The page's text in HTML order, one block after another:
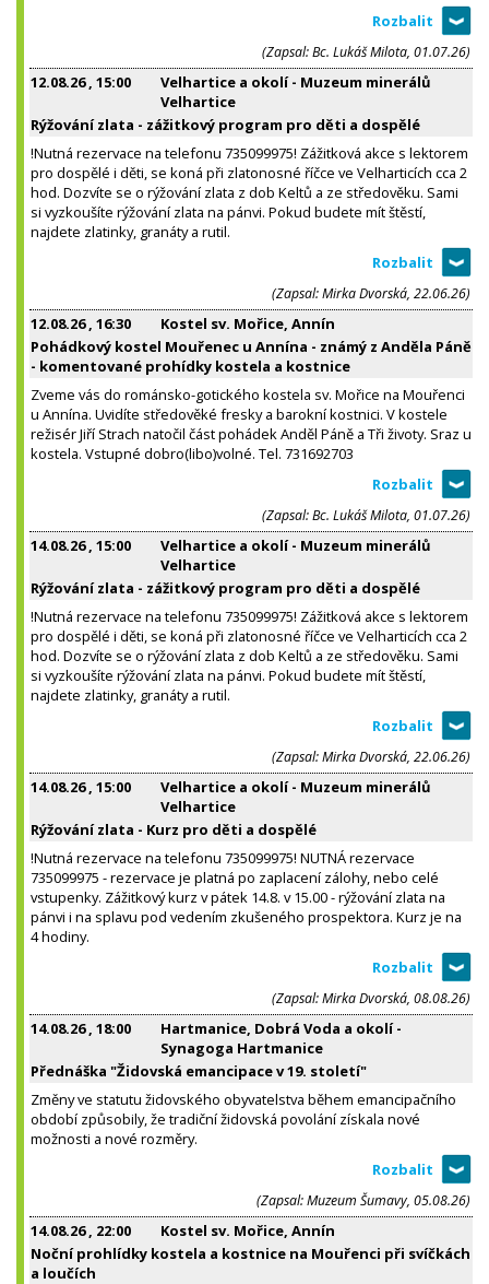
(Zapsal: Bc. Lukáš Milota, 01.07.26)
12.08.26, 15:00
Velhartice a okolí - Muzeum minerálů
Velhartice
Rýžování zlata - zážitkový program pro děti a dospělé
!Nutná rezervace na telefonu 735099975! Zážitková akce s lektorem
pro dospělé i děti, se koná při zlatonosné říčce ve Velharticích cca 2
hod. Dozvíte se o rýžování zlata z dob Keltů a ze středověku. Sami
si vyzkoušíte rýžování zlata na pánvi. Pokud budete mít štěstí,
najdete zlatinky, granáty a rutil.
(Zapsal: Mirka Dvorská, 22.06.26)
12.08.26, 16:30
Kostel sv. Mořice, Annín
Pohádkový kostel Mouřenec u Annína - známý z Anděla Páně
- komentované prohídky kostela a kostnice
Zveme vás do románsko-gotického kostela sv. Mořice na Mouřenci
u Annína. Uvidíte středověké fresky a barokní kostnici. V kostele
režisér Jiří Strach natočil část pohádek Anděl Páně a Tři životy. Sraz u
kostela. Vstupné dobro(libo)volné. Tel. 731692703
(Zapsal: Bc. Lukáš Milota, 01.07.26)
14.08.26, 15:00
Velhartice a okolí - Muzeum minerálů
Velhartice
Rýžování zlata - zážitkový program pro děti a dospělé
!Nutná rezervace na telefonu 735099975! Zážitková akce s lektorem
pro dospělé i děti, se koná při zlatonosné říčce ve Velharticích cca 2
hod. Dozvíte se o rýžování zlata z dob Keltů a ze středověku. Sami
si vyzkoušíte rýžování zlata na pánvi. Pokud budete mít štěstí,
najdete zlatinky, granáty a rutil.
(Zapsal: Mirka Dvorská, 22.06.26)
14.08.26, 15:00
Velhartice a okolí - Muzeum minerálů
Velhartice
Rýžování zlata - Kurz pro děti a dospělé
!Nutná rezervace na telefonu 735099975! NUTNÁ rezervace
735099975 - rezervace je platná po zaplacení zálohy, nebo celé
vstupenky. Zážitkový kurz v pátek 14.8. v 15.00 - rýžování zlata na
pánvi i na splavu pod vedením zkušeného prospektora. Kurz je na
4 hodiny.
(Zapsal: Mirka Dvorská, 08.08.26)
14.08.26, 18:00
Hartmanice, Dobrá Voda a okolí -
Synagoga Hartmanice
Přednáška "Židovská emancipace v 19. století"
Změny ve statutu židovského obyvatelstva během emancipačního
období způsobily, že tradiční židovská povolání získala nové
možnosti a nové rozměry.
(Zapsal: Muzeum Šumavy, 05.08.26)
14.08.26, 22:00
Kostel sv. Mořice, Annín
Noční prohlídky kostela a kostnice na Mouřenci při svíčkách
a loučích